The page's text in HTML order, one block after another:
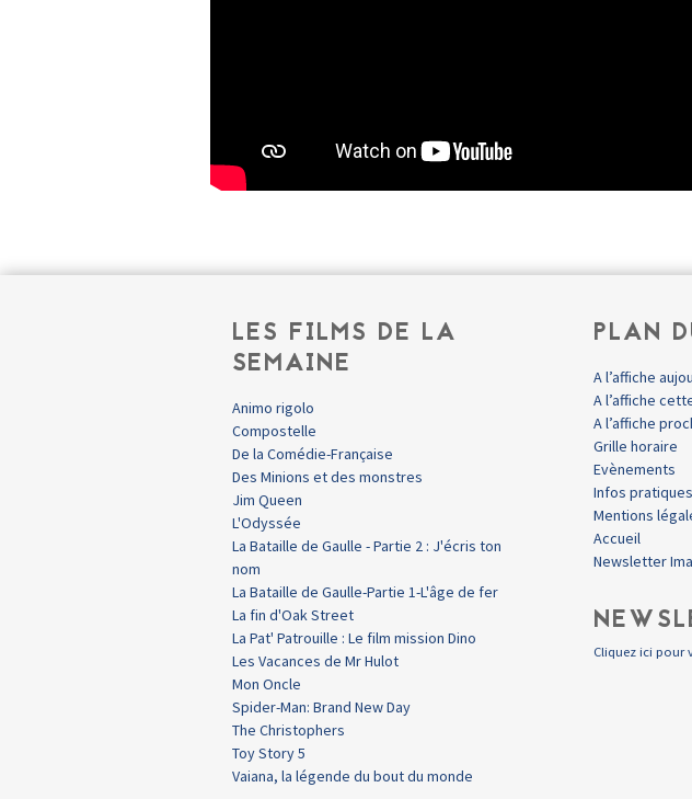
LES FILMS DE LA
SEMAINE
Animo rigolo
Compostelle
De la Comédie-Française
Des Minions et des monstres
Jim Queen
L'Odyssée
La Bataille de Gaulle - Partie 2 : J'écris ton
nom
La Bataille de Gaulle-Partie 1-L'âge de fer
La fin d'Oak Street
La Pat' Patrouille : Le film mission Dino
Les Vacances de Mr Hulot
Mon Oncle
Spider-Man: Brand New Day
The Christophers
Toy Story 5
Vaiana, la légende du bout du monde
PLAN
A l’affiche
A l’affiche
A l’affiche
Grille horaire
Evènements
Infos pratiques
Mentions
Accueil
Newsletter
Cliquez ici pour